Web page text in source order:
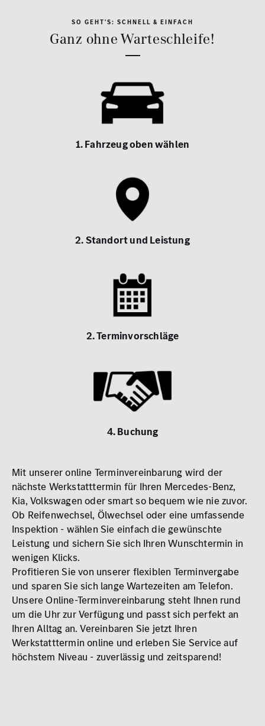
SO GEHT'S: SCHNELL & EINFACH
Ganz ohne Warteschleife!
1. Fahrzeug oben wählen
2. Standort und Leistung
2. Terminvorschläge
4. Buchung
Mit unserer online Terminvereinbarung wird der
nächste Werkstatttermin für Ihren Mercedes-Benz,
Kia, Volkswagen oder smart so bequem wie nie zuvor.
Ob Reifenwechsel, Ölwechsel oder eine umfassende
Inspektion - wählen Sie einfach die gewünschte
Leistung und sichern Sie sich Ihren Wunschtermin in
wenigen Klicks.
Profitieren Sie von unserer flexiblen Terminvergabe
und sparen Sie sich lange Wartezeiten am Telefon.
Unsere Online-Terminvereinbarung steht Ihnen rund
um die Uhr zur Verfügung und passt sich perfekt an
Ihren Alltag an. Vereinbaren Sie jetzt Ihren
Werkstatttermin online und erleben Sie Service auf
höchstem Niveau - zuverlässig und zeitsparend!